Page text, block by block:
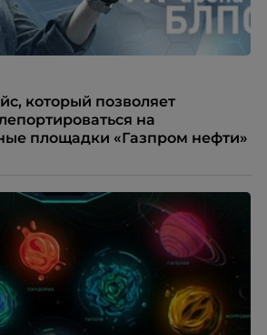
который позволяет
на
площадки «Газпром нефти»